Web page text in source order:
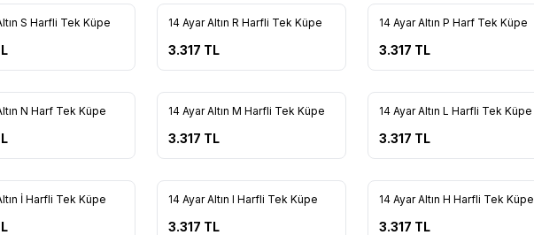
S Harfli Tek Küpe 14 Ayar Altın R Harfli Tek Küpe
3.317 TL
14 Ayar Altın P Harf Tek Küpe
3.317 TL
N Harf Tek Küpe 14 Ayar Altın M Harfli Tek Küpe
3.317 TL
14 Ayar Altın L Harfli Tek Küpe
3.317 TL
İ Harfli Tek Küpe 14 Ayar Altın I Harfli Tek Küpe
3.317 TL
14 Ayar Altın H Harfli Tek Küpe
3.317 TL